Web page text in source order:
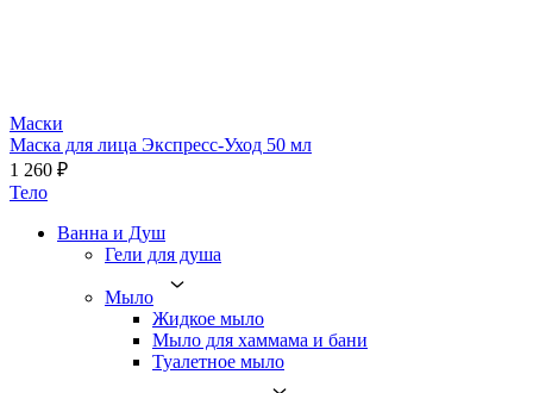
Маски
Маска для лица Экспресс-Уход 50 мл
1 260 ₽
Тело
Ванна и Душ
Гели для душа
Мыло
Жидкое мыло
Мыло для хаммама и бани
Туалетное мыло